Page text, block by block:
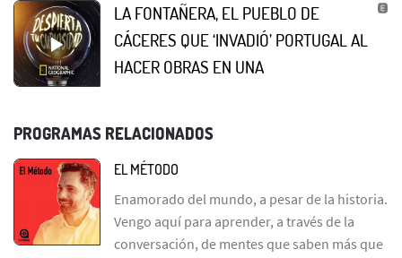
LA FONTAÑERA, EL PUEBLO DE
CÁCERES QUE ‘INVADIÓ’ PORTUGAL AL
HACER OBRAS EN UNA
PROGRAMAS RELACIONADOS
EL MÉTODO
Enamorado del mundo, a pesar de la historia.
Vengo aquí para aprender, a través de la
conversación, de mentes que saben más que